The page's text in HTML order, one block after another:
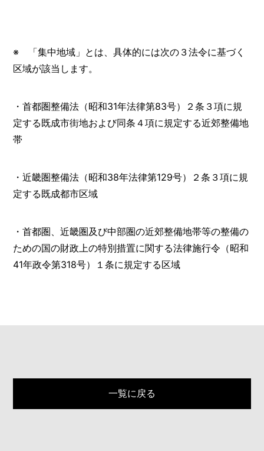
※ 「集中地域」とは、具体的には次の３法令に基づく
区域が該当します。
・首都圏整備法（昭和31年法律第83号）２条３項に規
定する既成市街地および同条４項に規定する近郊整備地
帯
・近畿圏整備法（昭和38年法律第129号）２条３項に規
定する既成都市区域
・首都圏、近畿圏及び中部圏の近郊整備地帯等の整備の
ための国の財政上の特別措置に関する法律施行令（昭和
41年政令第318号）１条に規定する区域
一覧に戻る